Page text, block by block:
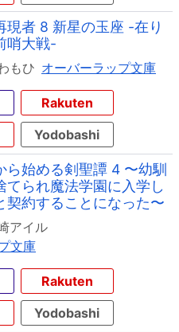
現者 8 新星の玉座 -在り
哨大戦-
もひ オーバーラップ文庫
Rakuten
Yodobashi
ら始める剣聖譚 4 〜幼馴
てられ魔法学園に入学し
契約することになった〜
アイル
文庫
Rakuten
Yodobashi